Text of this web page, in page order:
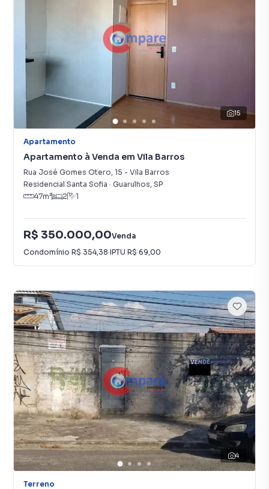
15
Apartamento
Apartamento à Venda em Vila Barros
Rua José Gomes Otero, 15 - Vila Barros
Residencial Santa Sofia · Guarulhos, SP
47m² 2 1
R$ 350.000,00Venda
Condomínio R$ 354,38·IPTU R$ 69,00
4
Terreno